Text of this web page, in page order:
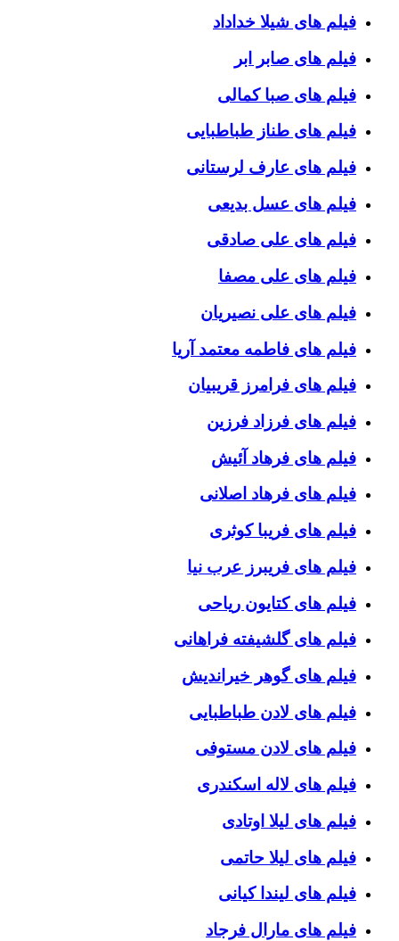
فیلم های شیلا خداداد
فیلم های صابر ابر
فیلم های صبا کمالی
فیلم های طناز طباطبایی
فیلم های عارف لرستانی
فیلم های عسل بدیعی
فیلم های علی صادقی
فیلم های علی مصفا
فیلم های علی نصیریان
فیلم های فاطمه معتمد آریا
فیلم های فرامرز قریبیان
فیلم های فرزاد فرزین
فیلم های فرهاد آئیش
فیلم های فرهاد اصلانی
فیلم های فریبا کوثری
فیلم های فریبرز عرب نیا
فیلم های کتایون ریاحی
فیلم های گلشیفته فراهانی
فیلم های گوهر خیراندیش
فیلم های لادن طباطبایی
فیلم های لادن مستوفی
فیلم های لاله اسکندری
فیلم های لیلا اوتادی
فیلم های لیلا حاتمی
فیلم های لیندا کیانی
فیلم های مارال فرجاد